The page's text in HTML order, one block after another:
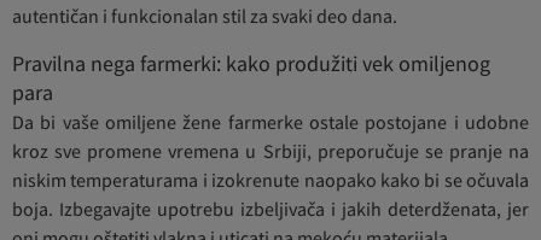
autentičan i funkcionalan stil za svaki deo dana.
Pravilna nega farmerki: kako produžiti vek omiljenog
para
Da bi vaše omiljene žene farmerke ostale postojane i udobne
kroz sve promene vremena u Srbiji, preporučuje se pranje na
niskim temperaturama i izokrenute naopako kako bi se očuvala
boja. Izbegavajte upotrebu izbeljivača i jakih deterdženata, jer